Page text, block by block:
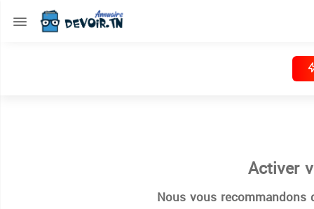
Activer
Nous vous